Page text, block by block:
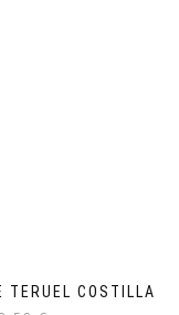
TERUEL COSTILLA